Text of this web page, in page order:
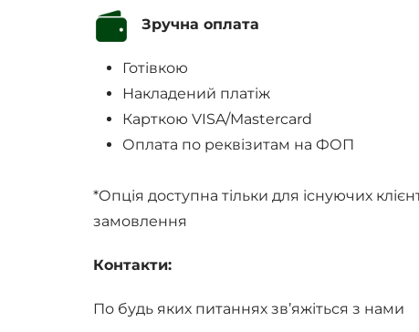
Зручна оплата
Готівкою
Накладений платіж
Карткою VISA/Mastercard
Оплата по реквізитам на ФОП
*Опція доступна тільки для існуючих
замовлення
Контакти:
По будь яких питаннях зв’яжіться з нами